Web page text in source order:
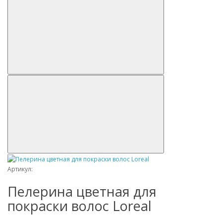
Артикул:
Пелерина цветная для
покраски волос Loreal